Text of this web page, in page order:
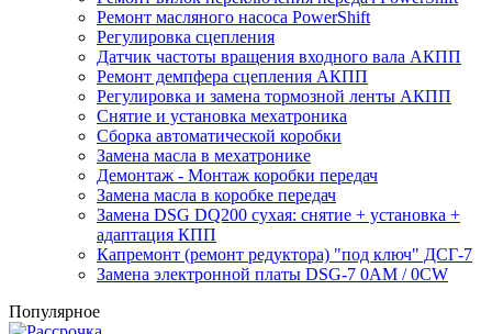
Ремонт масляного насоса PowerShift
Регулировка сцепления
Датчик частоты вращения входного вала АКПП
Ремонт демпфера сцепления АКПП
Регулировка и замена тормозной ленты АКПП
Снятие и установка мехатроника
Сборка автоматической коробки
Замена масла в мехатронике
Демонтаж - Монтаж коробки передач
Замена масла в коробке передач
Замена DSG DQ200 сухая: снятие + установка +
адаптация КПП
Капремонт (ремонт редуктора) "под ключ" ДСГ-7
Замена электронной платы DSG-7 0AM / 0CW
Популярное